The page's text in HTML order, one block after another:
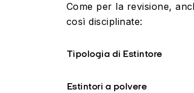
Come per la revisione,
così disciplinate:
Tipologia di Estintore
Estintori a polvere